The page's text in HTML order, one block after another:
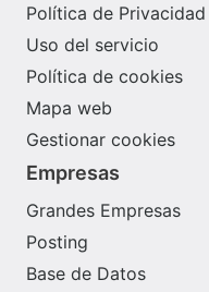
Política de Privacidad
Uso del servicio
Política de cookies
Mapa web
Gestionar cookies
Empresas
Grandes Empresas
Posting
Base de Datos